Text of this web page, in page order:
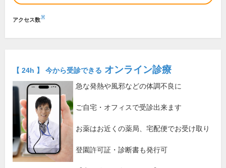
アクセス数※
【 24h 】 今から受診できる オンライン診療
急な発熱や風邪などの体調不良に
ご自宅・オフィスで受診出来ます
お薬はお近くの薬局、宅配便でお受け取り
登園許可証・診断書も発行可